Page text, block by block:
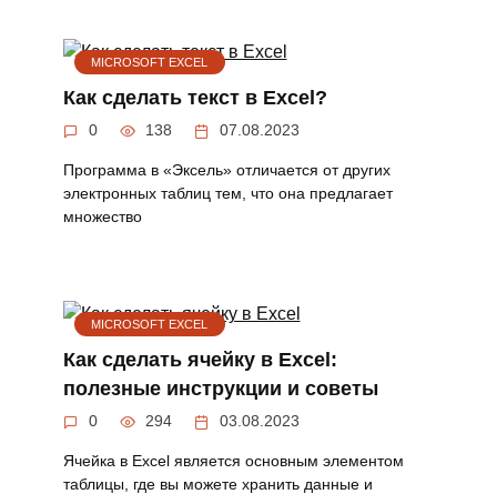
MICROSOFT EXCEL
Как сделать текст в Excel?
0 138 07.08.2023
Программа в «Эксель» отличается от других
электронных таблиц тем, что она предлагает
множество
MICROSOFT EXCEL
Как сделать ячейку в Excel:
полезные инструкции и советы
0 294 03.08.2023
Ячейка в Excel является основным элементом
таблицы, где вы можете хранить данные и